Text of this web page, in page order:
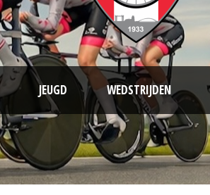
JEUGD WEDSTRIJDEN